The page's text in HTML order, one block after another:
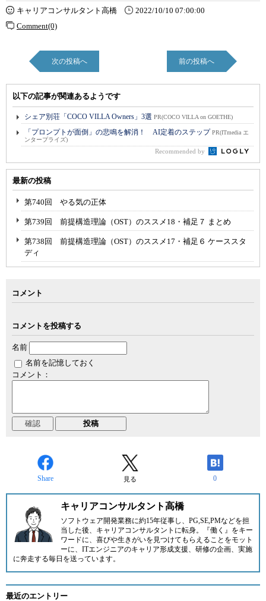
キャリアコンサルタント高橋
2022/10/10 07:00:00
Comment(0)
次の投稿へ 前の投稿へ
以下の記事が関連あるようです
シェア別荘「COCO VILLA Owners」3選 PR(COCO VILLA on GOETHE)
「プロンプトが面倒」の悲鳴を解消！ AI定着のステップPR(ITmedia エ
ンタープライズ)
Recommended by
最新の投稿
第740回 やる気の正体
第739回 前提構造理論（OST）のススメ18・補足７ まとめ
第738回 前提構造理論（OST）のススメ17・補足６ ケーススタ
ディ
コメント
コメントを投稿する
名前
名前を記憶しておく
コメント：
Share 見る 0
キャリアコンサルタント高橋
ソフトウェア開発業務に約15年従事し、PG,SE,PMなどを担
当した後、キャリアコンサルタントに転身。『働く』をキー
ワードに、喜びや生きがいを見つけてもらえることをモット
ーに、ITエンジニアのキャリア形成支援、研修の企画、実施
に奔走する毎日を送っています。
最近のエントリー